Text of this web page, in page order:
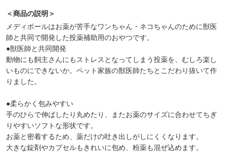
＜商品の説明＞
メディボールはお薬が苦手なワンちゃん・ネコちゃんのために獣医
師と共同で開発した投薬補助用のおやつです。
●獣医師と共同開発
動物にも飼主さんにもストレスとなってしまう投薬を、むしろ楽し
いものにできないか。ペット家族の獣医師たちとこだわり抜いて作
りました。
●柔らかく包みやすい
手のひらで伸ばしたり丸めたり、またお薬のサイズに合わせてちぎ
りやすいソフトな形状です。
お薬と密着するため、薬だけの吐き出しがしにくくなります。
大きな錠剤やカプセルもきれいに包め、粉薬も混ぜ込めます。